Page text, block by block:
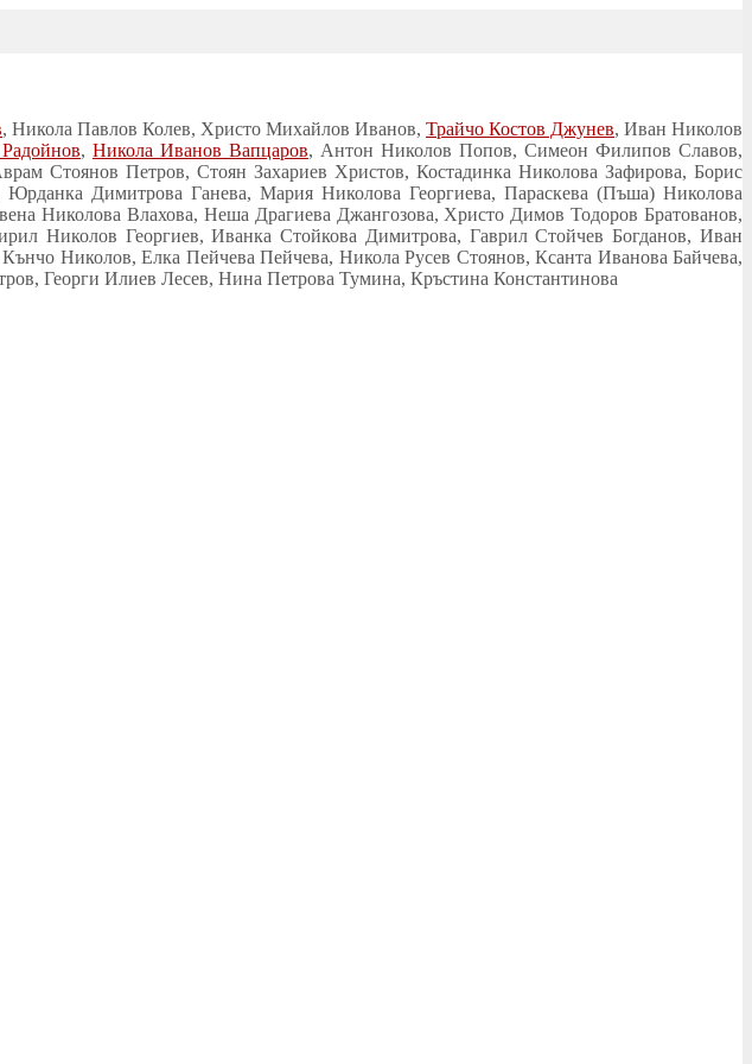
, Никола Павлов Колев, Христо Михайлов Иванов, Трайчо Костов Джунев, Иван Николов
, Никола Иванов Вапцаров, Антон Николов Попов, Симеон Филипов Славов,
Стоянов Петров, Стоян Захариев Христов, Костадинка Николова Зафирова, Борис
Димитрова Ганева, Мария Николова Георгиева, Параскева (Пъша) Николова
Николова Влахова, Неша Драгиева Джангозова, Христо Димов Тодоров Братованов,
Николов Георгиев, Иванка Стойкова Димитрова, Гаврил Стойчев Богданов, Иван
Николов, Елка Пейчева Пейчева, Никола Русев Стоянов, Ксанта Иванова Байчева,
Георги Илиев Лесев, Нина Петрова Тумина, Кръстина Константинова